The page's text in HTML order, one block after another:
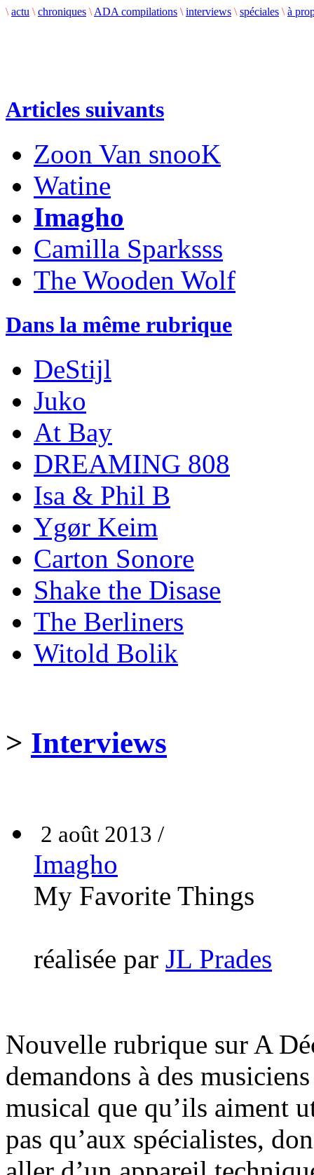
\ actu \ chroniques \ ADA compilations \ interviews \ spéciales \ à
Articles suivants
Zoon Van snooK
Watine
Imagho
Camilla Sparksss
The Wooden Wolf
Dans la même rubrique
DeStijl
Juko
At Bay
DREAMING 808
Isa & Phil B
Ygør Keim
Carton Sonore
Shake the Disase
The Berliners
Witold Bolik
> Interviews
2 août 2013 /
Imagho
My Favorite Things
réalisée par JL Prades
Nouvelle rubrique sur A
demandons à des
musical que qu’ils aiment
pas qu’aux spécialistes,